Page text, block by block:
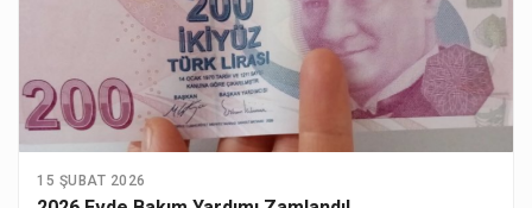
15 ŞUBAT 2026